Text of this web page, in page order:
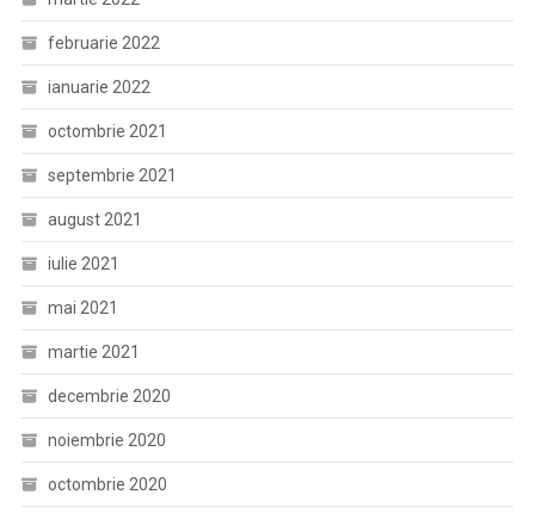
februarie 2022
ianuarie 2022
octombrie 2021
septembrie 2021
august 2021
iulie 2021
mai 2021
martie 2021
decembrie 2020
noiembrie 2020
octombrie 2020